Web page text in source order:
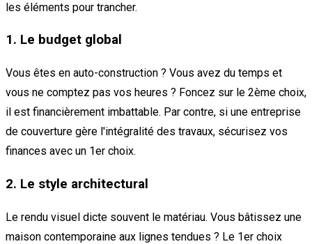
les éléments pour trancher.
1. Le budget global
Vous êtes en auto-construction ? Vous avez du temps et
vous ne comptez pas vos heures ? Foncez sur le 2ème choix,
il est financièrement imbattable. Par contre, si une entreprise
de couverture gère l'intégralité des travaux, sécurisez vos
finances avec un 1er choix.
2. Le style architectural
Le rendu visuel dicte souvent le matériau. Vous bâtissez une
maison contemporaine aux lignes tendues ? Le 1er choix